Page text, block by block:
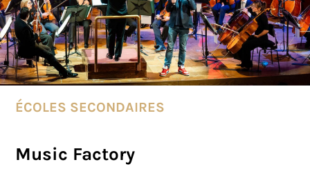
ÉCOLES SECONDAIRES
Music Factory